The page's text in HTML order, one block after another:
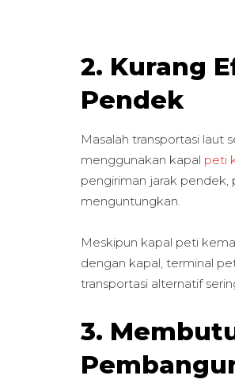
2. Kurang
Pendek
Masalah transportasi laut
menggunakan kapal peti
pengiriman jarak
menguntungkan.
Meskipun kapal peti
dengan kapal, terminal
transportasi alternatif
3.